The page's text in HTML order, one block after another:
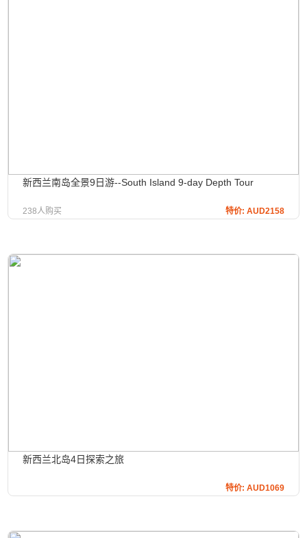
新西兰南岛全景9日游--South Island 9-day Depth Tour
238人购买 特价: AUD2158
新西兰北岛4日探索之旅
特价: AUD1069